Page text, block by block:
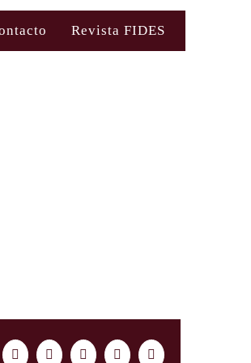
Revista FIDES
FacebookTwitter LinkedInWhatsAppCorreo